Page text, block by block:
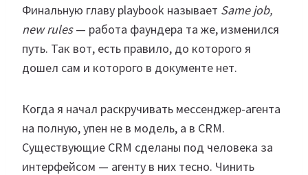
Финальную главу playbook называет Same job,
new rules— работа фаундера та же, изменился
путь. Так вот, есть правило, до которого я
дошел сам и которого в документе нет.
Когда я начал раскручивать мессенджер-агента
на полную, упен не в модель, а в CRM.
Существующие CRM сделаны под человека за
интерфейсом — агенту в них тесно. Чинить